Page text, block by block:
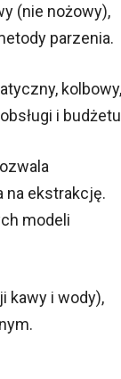
(nie nożowy),
parzenia.
kolbowy,
i
na ekstrakcję.
modeli
kawy i wody),